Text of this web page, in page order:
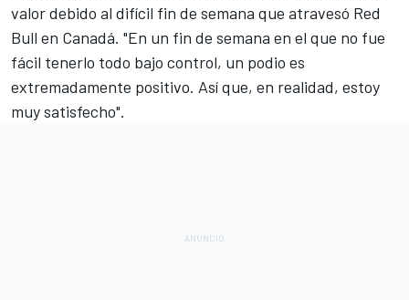
valor debido al difícil fin de semana que atravesó Red
Bull en Canadá. "En un fin de semana en el que no fue
fácil tenerlo todo bajo control, un podio es
extremadamente positivo. Así que, en realidad, estoy
muy satisfecho".